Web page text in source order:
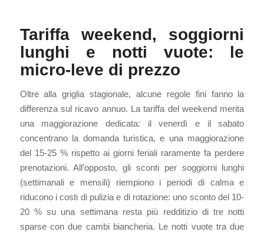
Tariffa weekend, soggiorni
lunghi e notti vuote: le
micro-leve di prezzo
Oltre alla griglia stagionale, alcune regole fini fanno la
differenza sul ricavo annuo. La tariffa del weekend merita
una maggiorazione dedicata: il venerdì e il sabato
concentrano la domanda turistica, e una maggiorazione
del 15-25 % rispetto ai giorni feriali raramente fa perdere
prenotazioni. All’opposto, gli sconti per soggiorni lunghi
(settimanali e mensili) riempiono i periodi di calma e
riducono i costi di pulizia e di rotazione: uno sconto del 10-
20 % su una settimana resta più redditizio di tre notti
sparse con due cambi biancheria. Le notti vuote tra due